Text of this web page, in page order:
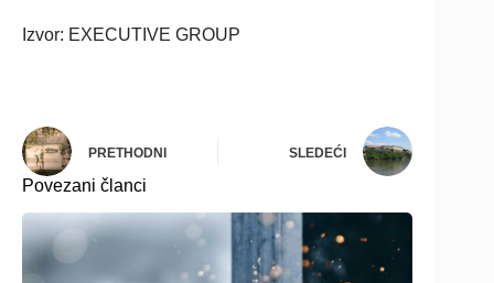
Izvor: EXECUTIVE GROUP
PRETHODNI SLEDEĆI
Povezani članci